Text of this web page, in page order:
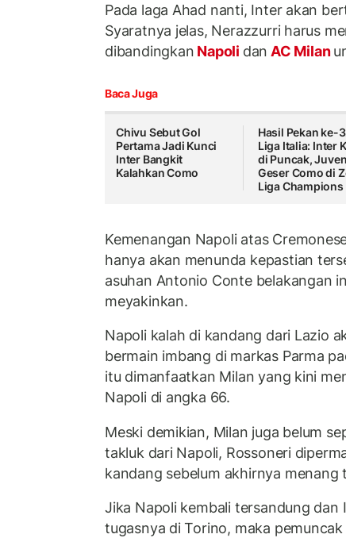
Pada laga Ahad nanti, Inter akan
Syaratnya jelas, Nerazzurri harus
dibandingkan Napoli dan AC Milan
Baca Juga
Chivu Sebut Gol
Pertama Jadi Kunci
Inter Bangkit
Kalahkan Como
Hasil Pekan ke-
Liga Italia: Inter
di Puncak,
Geser Como di
Liga Champions
Kemenangan Napoli atas
hanya akan menunda kepastian
asuhan Antonio Conte belakangan
meyakinkan.
Napoli kalah di kandang dari Lazio
bermain imbang di markas Parma
itu dimanfaatkan Milan yang kini
Napoli di angka 66.
Meski demikian, Milan juga belum
takluk dari Napoli, Rossoneri
kandang sebelum akhirnya menang
Jika Napoli kembali tersandung
tugasnya di Torino, maka